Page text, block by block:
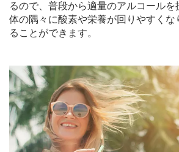
るので、普段から適量のアルコール
体の隅々に酸素や栄養が回りやすくな
ることができます。